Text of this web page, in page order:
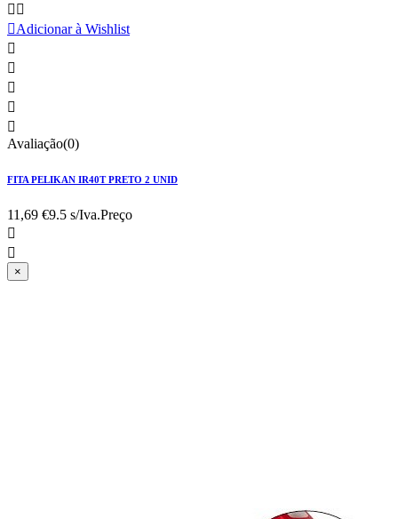
 
Adicionar à Wishlist





Avaliação(0)
FITA PELIKAN IR40T PRETO 2 UNID
11,69 €9.5 s/Iva.Preço


×